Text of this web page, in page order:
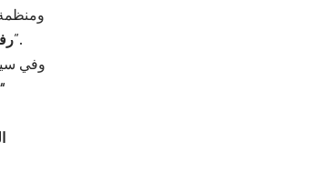
، ووصفت أي اعتراف به بأنه “تعدٍّ على حكومة السودان الشرعية وعلى سيادتها”.
وفي